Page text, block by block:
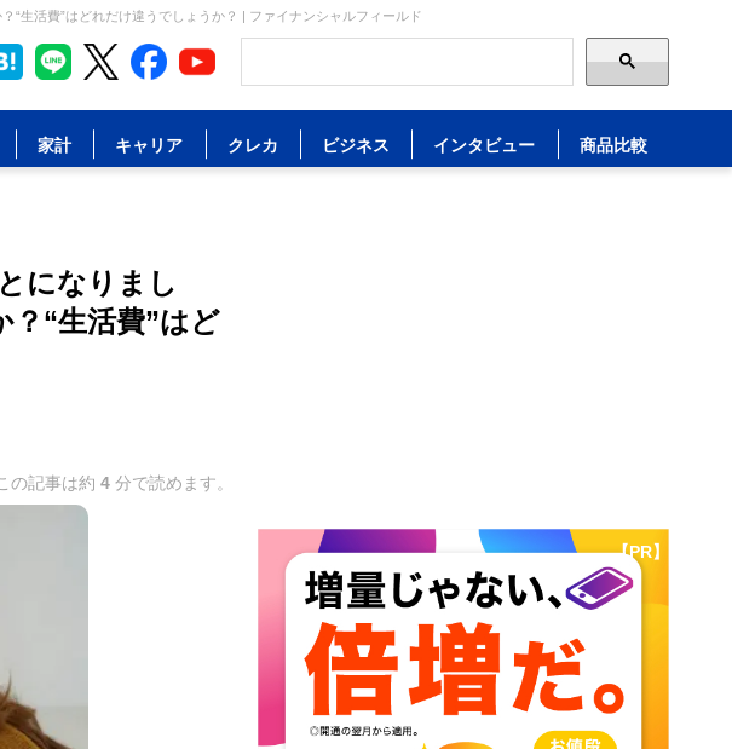
“生活費”はどれだけ違うでしょうか？ | ファイナンシャルフィールド
家計 キャリア クレカ ビジネス インタビュー 商品比較
になりまし
？“生活費”はど
の記事は約 4 分で読めます。
【PR】